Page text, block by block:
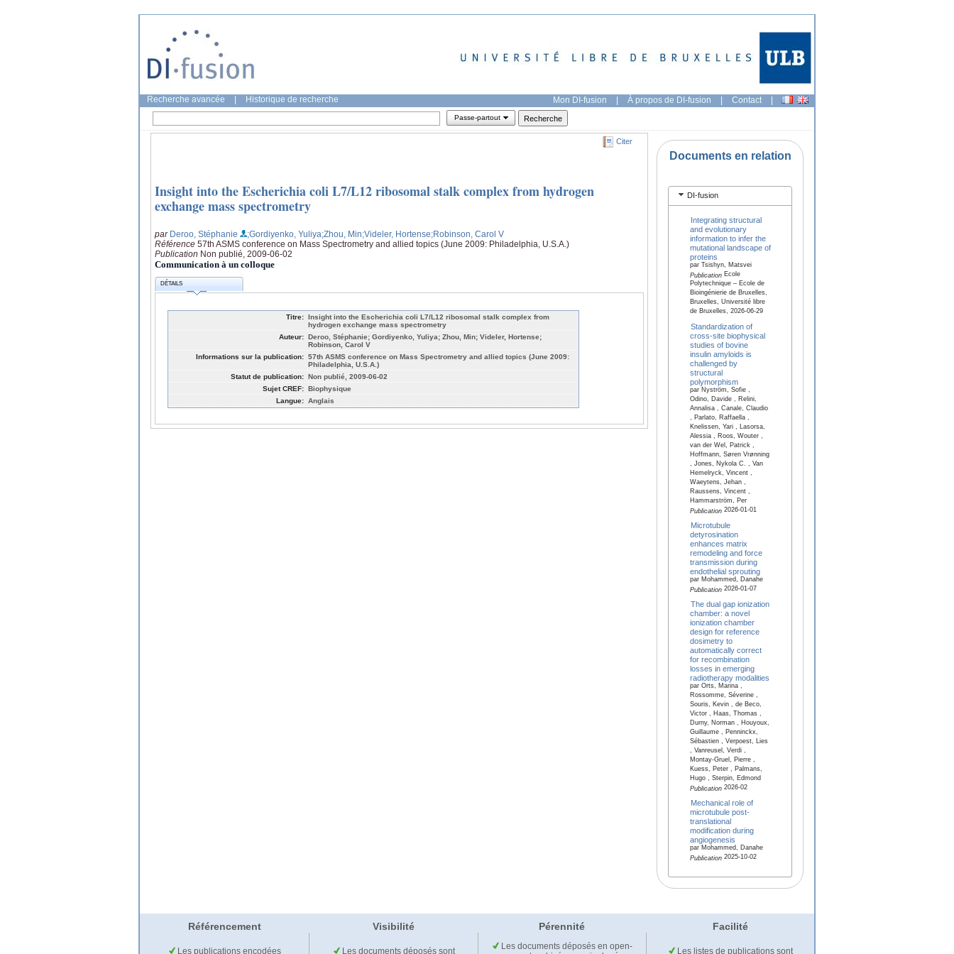
Recherche avancée Historique de recherche Mon DI-fusion | À propos de DI-fusion | Contact |
Passe-partout
Citer
Insight into the Escherichia coli L7/L12 ribosomal stalk complex from hydrogen
exchange mass spectrometry
par Deroo, Stéphanie ;Gordiyenko, Yuliya;Zhou, Min;Videler, Hortense;Robinson, Carol V
Référence 57th ASMS conference on Mass Spectrometry and allied topics (June 2009: Philadelphia, U.S.A.)
Publication Non publié, 2009-06-02
Communication à un colloque
DÉTAILS
Titre: Insight into the Escherichia coli L7/L12 ribosomal stalk complex from
hydrogen exchange mass spectrometry
Auteur: Deroo, Stéphanie; Gordiyenko, Yuliya; Zhou, Min; Videler, Hortense;
Robinson, Carol V
Informations sur la publication: 57th ASMS conference on Mass Spectrometry and allied topics (June 2009:
Philadelphia, U.S.A.)
Statut de publication: Non publié, 2009-06-02
Sujet CREF: Biophysique
Langue: Anglais
Documents en relation
DI-fusion
Integrating structural
and evolutionary
information to infer the
mutational landscape of
proteins
par Tsishyn, Matsvei
PublicationEcole
Polytechnique – Ecole de
Bioingénierie de Bruxelles,
Bruxelles, Université libre
de Bruxelles, 2026-06-29
Standardization of
cross-site biophysical
studies of bovine
insulin amyloids is
challenged by
structural
polymorphism
par Nyström, Sofie ,
Odino, Davide , Relini,
Annalisa , Canale, Claudio
, Parlato, Raffaella ,
Knelissen, Yari , Lasorsa,
Alessia , Roos, Wouter ,
van der Wel, Patrick ,
Hoffmann, Søren Vrønning
, Jones, Nykola C. , Van
Hemelryck, Vincent ,
Waeytens, Jehan ,
Raussens, Vincent ,
Hammarström, Per
Publication2026-01-01
Microtubule
detyrosination
enhances matrix
remodeling and force
transmission during
endothelial sprouting
par Mohammed, Danahe
Publication2026-01-07
The dual gap ionization
chamber: a novel
ionization chamber
design for reference
dosimetry to
automatically correct
for recombination
losses in emerging
radiotherapy modalities
par Orts, Marina ,
Rossomme, Séverine ,
Souris, Kevin , de Beco,
Victor , Haas, Thomas ,
Durny, Norman , Houyoux,
Guillaume , Penninckx,
Sébastien , Verpoest, Lies
, Vanreusel, Verdi ,
Montay-Gruel, Pierre ,
Kuess, Peter , Palmans,
Hugo , Sterpin, Edmond
Publication2026-02
Mechanical role of
microtubule post-
translational
modification during
angiogenesis
par Mohammed, Danahe
Publication2025-10-02
Référencement Visibilité Pérennité Facilité
Les publications encodées Les documents déposés sont
Les documents déposés en open-
Les listes de publications sont